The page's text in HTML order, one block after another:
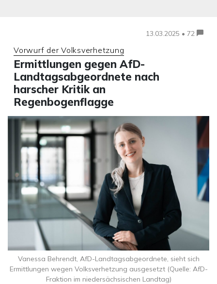
13.03.2025 • 72
Vorwurf der Volksverhetzung
Ermittlungen gegen AfD-
Landtagsabgeordnete nach
harscher Kritik an
Regenbogenflagge
Vanessa Behrendt, AfD-Landtagsabgeordnete, sieht sich
Ermittlungen wegen Volksverhetzung ausgesetzt (Quelle: AfD-
Fraktion im niedersächsischen Landtag)